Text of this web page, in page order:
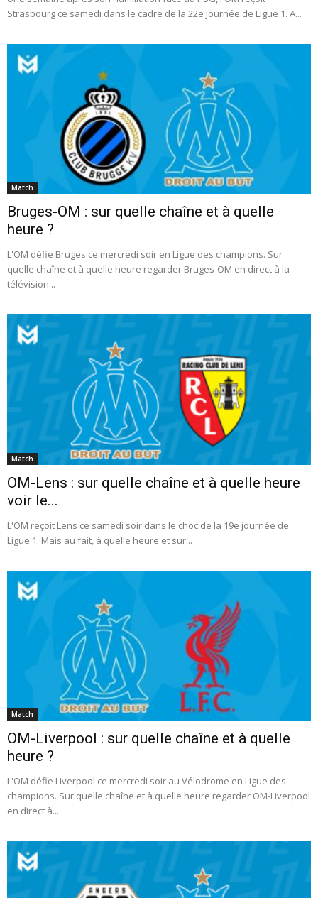
Strasbourg ce samedi dans le cadre de la 22e journée de Ligue 1. A...
Match
Bruges-OM : sur quelle chaîne et à quelle
heure ?
L'OM défie Bruges ce mercredi soir en Ligue des champions. Sur
quelle chaîne et à quelle heure regarder Bruges-OM en direct à la
télévision...
Match
OM-Lens : sur quelle chaîne et à quelle heure
voir le...
L'OM reçoit Lens ce samedi soir dans le choc de la 19e journée de
Ligue 1. Mais au fait, à quelle heure et sur...
Match
OM-Liverpool : sur quelle chaîne et à quelle
heure ?
L'OM défie Liverpool ce mercredi soir au Vélodrome en Ligue des
champions. Sur quelle chaîne et à quelle heure regarder OM-Liverpool
en direct à...